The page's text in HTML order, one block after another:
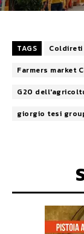
TAGS
Farmers market
G20
giorgio tesi